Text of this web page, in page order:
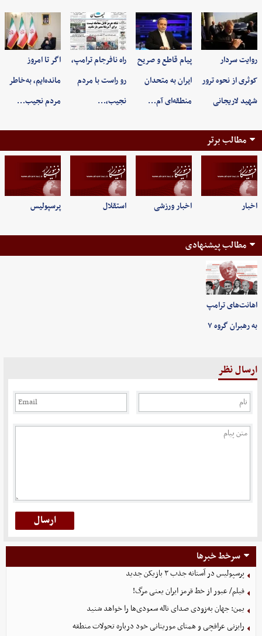
روایت سردار
کوثری از نحوه ترور
شهید لاریجانی
پیام قاطع و صریح
ایران به متحدان
منطقه‌ای آم…
راه نافرجام ترامپ،
رو راست با مردم
نجیب،…
اگر تا امروز
مانده‌ایم، به‌خاطر
مردم نجیب…
مطالب برتر
اخبار اخبار ورزشی استقلال پرسپولیس
مطالب پیشنهادی
اهانت‌های ترامپ
به رهبران گروه ۷
ارسال نظر
سرخط خبرها
پرسپولیس در آستانه جذب ۳ بازیکن جدید
فیلم/ عبور از خط قرمز ایران یعنی مرگ!
یمن: جهان به‌زودی صدای ناله سعودی‌ها را خواهد شنید
رایزنی عراقچی و همتای موریتانی خود درباره تحولات منطقه